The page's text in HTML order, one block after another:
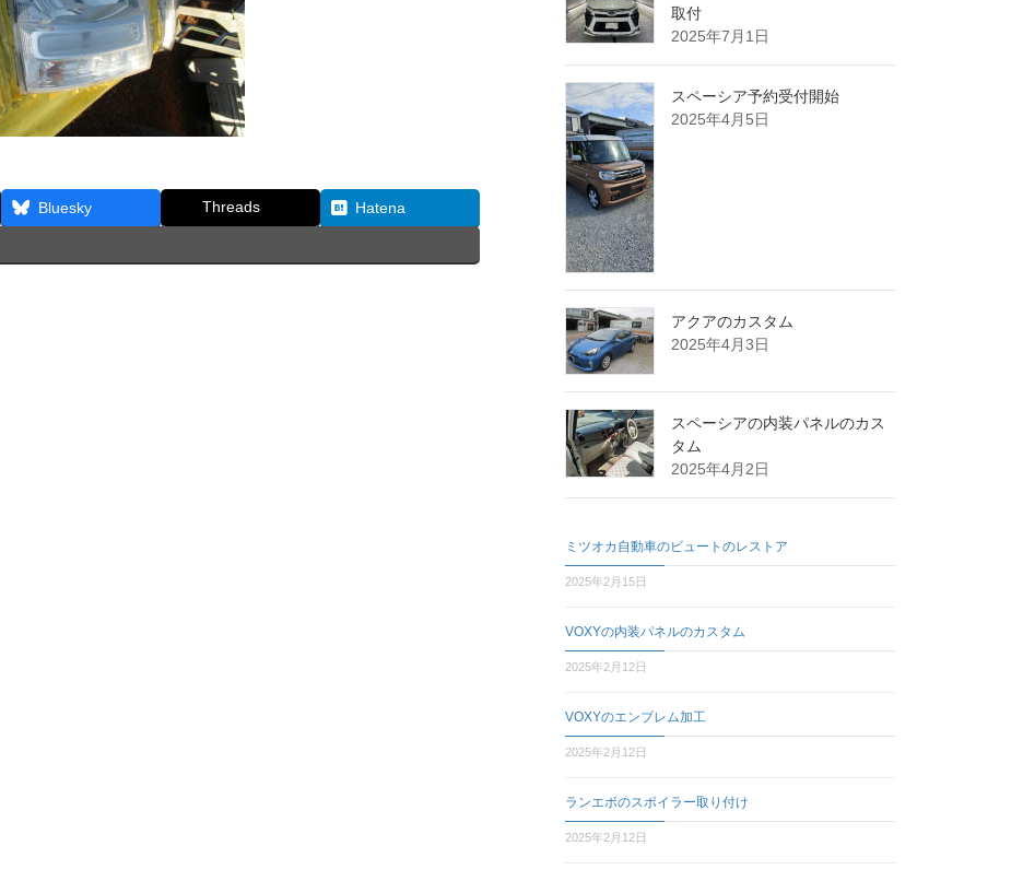
Bluesky Threads Hatena
取付
2025年7月1日
スペーシア予約受付開始
2025年4月5日
アクアのカスタム
2025年4月3日
スペーシアの内装パネルのカス
タム
2025年4月2日
ミツオカ自動車のビュートのレストア
2025年2月15日
VOXYの内装パネルのカスタム
2025年2月12日
VOXYのエンブレム加工
2025年2月12日
ランエボのスポイラー取り付け
2025年2月12日